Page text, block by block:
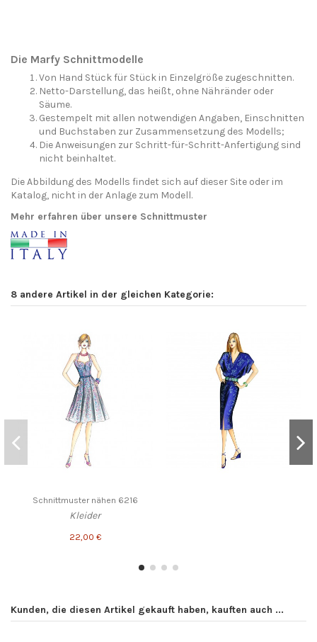
Die Marfy Schnittmodelle
Von Hand Stück für Stück in Einzelgröße zugeschnitten.
Netto-Darstellung, das heißt, ohne Nähränder oder
Säume.
Gestempelt mit allen notwendigen Angaben, Einschnitten
und Buchstaben zur Zusammensetzung des Modells;
Die Anweisungen zur Schritt-für-Schritt-Anfertigung sind
nicht beinhaltet.
Die Abbildung des Modells findet sich auf dieser Site oder im
Katalog, nicht in der Anlage zum Modell.
Mehr erfahren über unsere Schnittmuster
8 andere Artikel in der gleichen Kategorie:
Schnittmuster nähen 6216
Kleider
22,00 €
Kunden, die diesen Artikel gekauft haben, kauften auch ...